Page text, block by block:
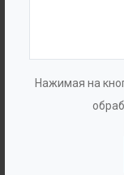
Нажимая на